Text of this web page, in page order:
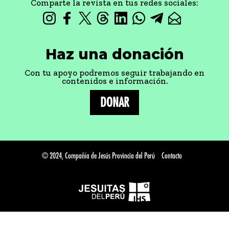
Comparte la revista en tus redes sociales:
Haz una donación
Con tu apoyo podremos seguir trabajando en
contenidos e información.
DONAR
© 2024, Compañía de Jesús Provincia del Perú Contacto